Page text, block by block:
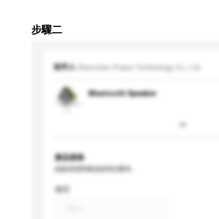
步驟二
收件人 Shenzhen Praise Technology Co., Ltd.
Bluetooth Speaker
產品規格